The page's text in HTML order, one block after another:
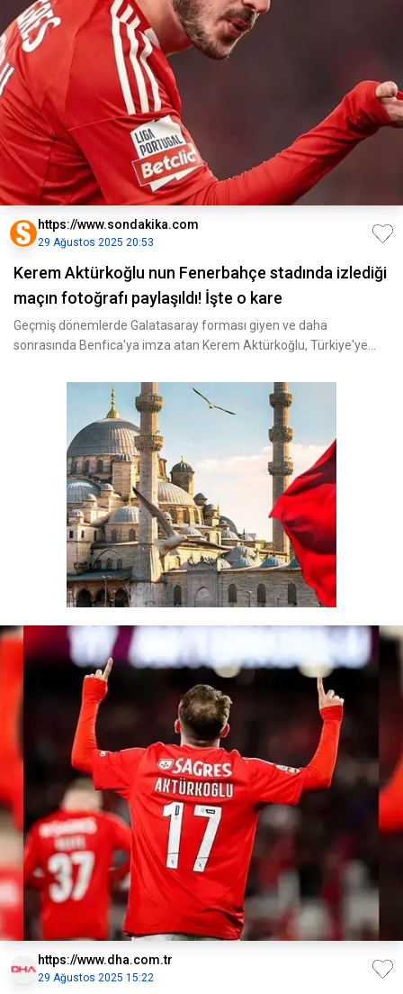
https://www.sondakika.com
29 Ağustos 2025 20:53
Kerem Aktürkoğlu nun Fenerbahçe stadında izlediği
maçın fotoğrafı paylaşıldı! İşte o kare
Geçmiş dönemlerde Galatasaray forması giyen ve daha
sonrasında Benfica'ya imza atan Kerem Aktürkoğlu, Türkiye'ye
https://www.dha.com.tr
29 Ağustos 2025 15:22